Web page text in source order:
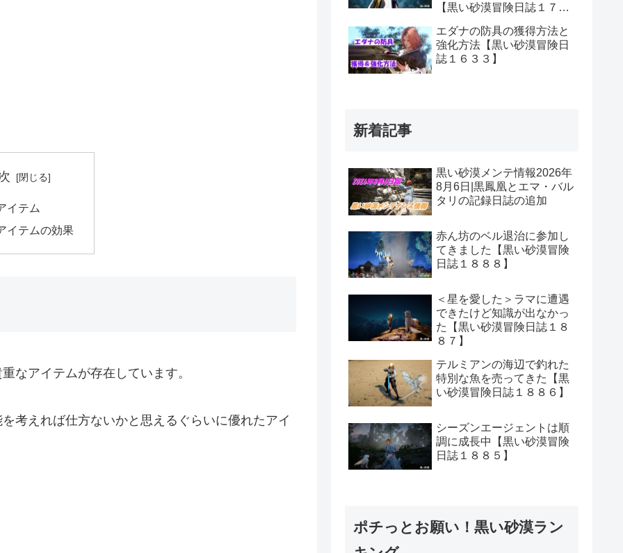
イテム
イテムの効果
なアイテムが存在しています。
考えれば仕方ないかと思えるぐらいに優れたアイ
【黒い砂漠冒険日誌１７０
エダナの防具の獲得方法と
強化方法【黒い砂漠冒険日
誌１６３３】
新着記事
黒い砂漠メンテ情報2026年
8月6日|黒鳳凰とエマ・バル
タリの記録日誌の追加
赤ん坊のベル退治に参加し
てきました【黒い砂漠冒険
日誌１８８８】
＜星を愛した＞ラマに遭遇
できたけど知識が出なかっ
た【黒い砂漠冒険日誌１８
８７】
テルミアンの海辺で釣れた
特別な魚を売ってきた【黒
い砂漠冒険日誌１８８６】
シーズンエージェントは順
調に成長中【黒い砂漠冒険
日誌１８８５】
ポチっとお願い！黒い砂漠ラン